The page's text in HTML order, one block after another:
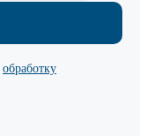
обработку